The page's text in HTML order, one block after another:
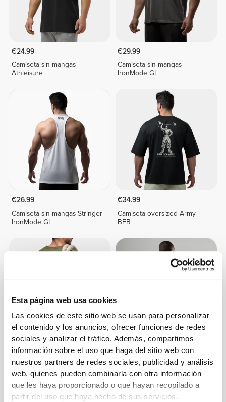
Esta página web usa cookies
Las cookies de este sitio web se usan para personalizar
el contenido y los anuncios, ofrecer funciones de redes
sociales y analizar el tráfico. Además, compartimos
información sobre el uso que haga del sitio web con
nuestros partners de redes sociales, publicidad y análisis
web, quienes pueden combinarla con otra información
que les haya proporcionado o que hayan recopilado a
partir del uso que haya hecho de sus servicios.
€24.99
Camiseta sin mangas
Athleisure
€29.99
Camiseta sin mangas
IronMode GI
€26.99
Camiseta sin mangas Stringer
IronMode GI
€34.99
Camiseta oversized Army
BFB
€34.99
Camiseta oversized Army
BFB
€34.99
Camiseta oversized WIP